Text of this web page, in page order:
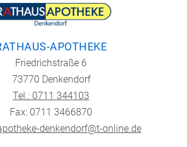
APOTHEKE
Friedrichstraße 6
73770 Denkendorf
Tel.: 0711 344103
Fax: 0711 3466870
denkendorf@t-online.de